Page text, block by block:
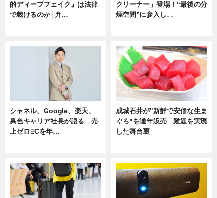
的ディープフェイク』は法律
で裁けるのか│弁…
クリーナー」登場！“最後の分
煙空間”に参入し…
シャネル、Google、楽天、
異色キャリア社長が語る 売
上ゼロECを年…
成城石井が"新鮮で安価な生ま
ぐろ"を通年販売 難題を実現
した舞台裏